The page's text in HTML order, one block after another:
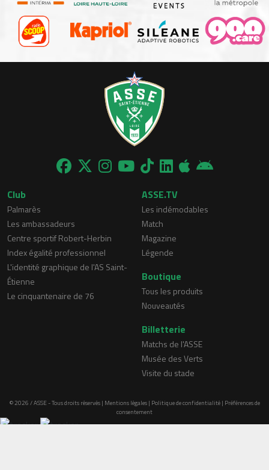
Club
Palmarès
Les ambassadeurs
Centre sportif Robert-Herbin
Index égalité professionnel
L'identité graphique de l'AS Saint-
Étienne
Le cinquantenaire de 76
ASSE.TV
Les indémodables
Match
Magazine
Légende
Boutique
Tous les produits
Nouveautés
Billetterie
Matchs de l'ASSE
Musée des Verts
Visite du stade
© 2026 / ASSE - Tous droits réservés | Mentions légales| Politique de confidentialité| Préférences de
consentement